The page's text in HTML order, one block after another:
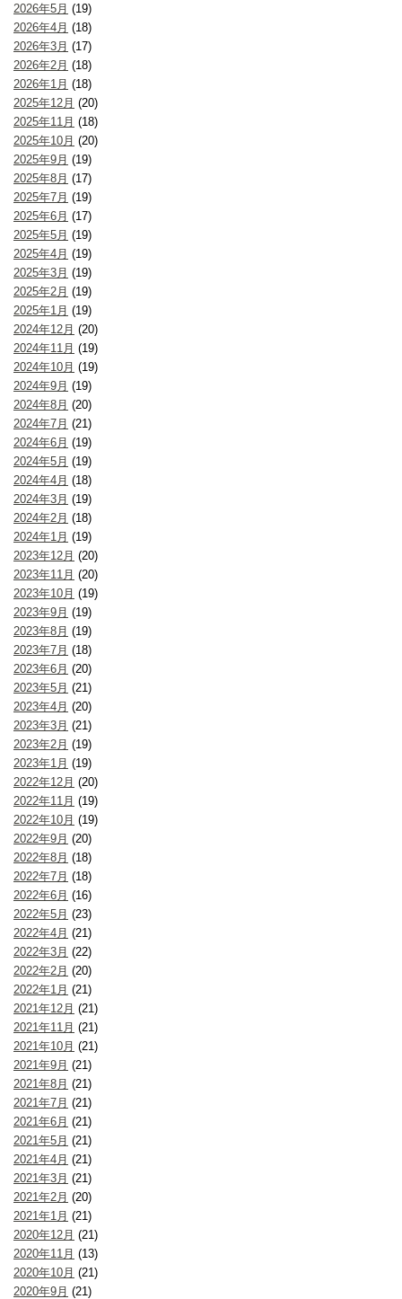
2026年5月 (19)
2026年4月 (18)
2026年3月 (17)
2026年2月 (18)
2026年1月 (18)
2025年12月 (20)
2025年11月 (18)
2025年10月 (20)
2025年9月 (19)
2025年8月 (17)
2025年7月 (19)
2025年6月 (17)
2025年5月 (19)
2025年4月 (19)
2025年3月 (19)
2025年2月 (19)
2025年1月 (19)
2024年12月 (20)
2024年11月 (19)
2024年10月 (19)
2024年9月 (19)
2024年8月 (20)
2024年7月 (21)
2024年6月 (19)
2024年5月 (19)
2024年4月 (18)
2024年3月 (19)
2024年2月 (18)
2024年1月 (19)
2023年12月 (20)
2023年11月 (20)
2023年10月 (19)
2023年9月 (19)
2023年8月 (19)
2023年7月 (18)
2023年6月 (20)
2023年5月 (21)
2023年4月 (20)
2023年3月 (21)
2023年2月 (19)
2023年1月 (19)
2022年12月 (20)
2022年11月 (19)
2022年10月 (19)
2022年9月 (20)
2022年8月 (18)
2022年7月 (18)
2022年6月 (16)
2022年5月 (23)
2022年4月 (21)
2022年3月 (22)
2022年2月 (20)
2022年1月 (21)
2021年12月 (21)
2021年11月 (21)
2021年10月 (21)
2021年9月 (21)
2021年8月 (21)
2021年7月 (21)
2021年6月 (21)
2021年5月 (21)
2021年4月 (21)
2021年3月 (21)
2021年2月 (20)
2021年1月 (21)
2020年12月 (21)
2020年11月 (13)
2020年10月 (21)
2020年9月 (21)